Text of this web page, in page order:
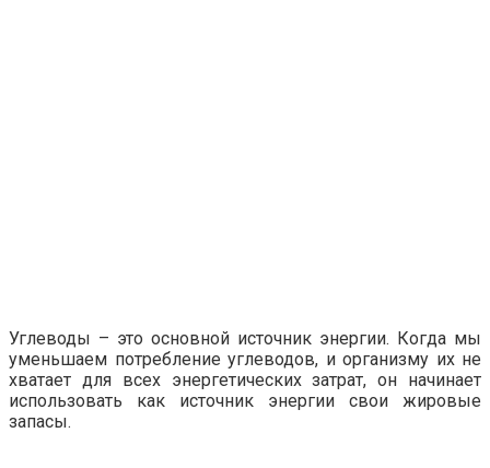
Углеводы – это основной источник энергии. Когда мы
уменьшаем потребление углеводов, и организму их не
хватает для всех энергетических затрат, он начинает
использовать как источник энергии свои жировые
запасы.